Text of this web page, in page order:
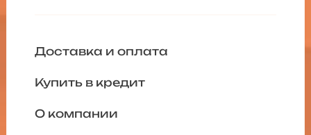
Доставка и оплата
Купить в кредит
О компании